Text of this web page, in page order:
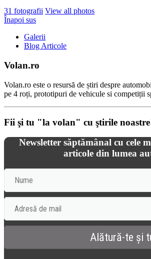
31 fotografii View all photos
Înapoi sus
Galerii
Blog Articole
Volan.ro
Volan.ro este o resursă de știri despre
pe 4 roți, prototipuri de vehicule si competiții
Fii şi tu "la volan" cu ştirile
Newsletter săptămânal cu cele
articole din lumea